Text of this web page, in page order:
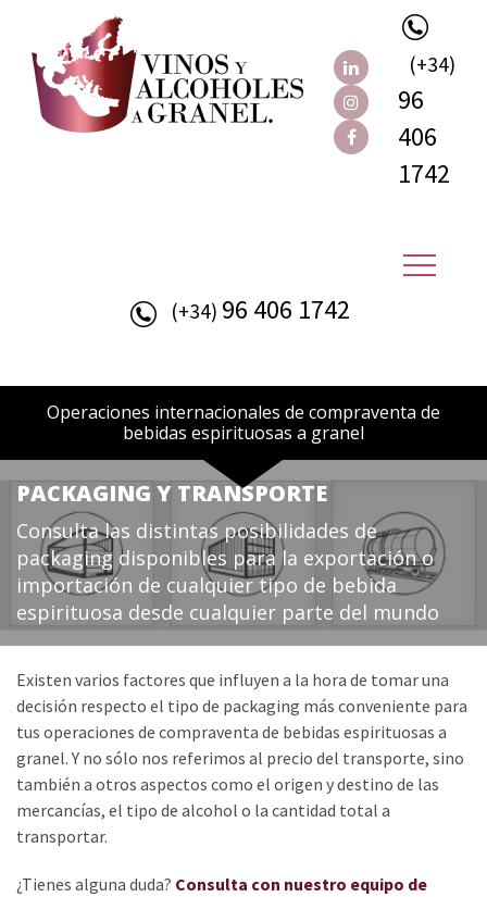
(+34)
96
406
1742
(+34) 96 406 1742
Operaciones internacionales de compraventa de
bebidas espirituosas a granel
PACKAGING Y TRANSPORTE
Consulta las distintas posibilidades de
packaging disponibles para la exportación o
importación de cualquier tipo de bebida
espirituosa desde cualquier parte del mundo
Existen varios factores que influyen a la hora de tomar una
decisión respecto el tipo de packaging más conveniente para
tus operaciones de compraventa de bebidas espirituosas a
granel. Y no sólo nos referimos al precio del transporte, sino
también a otros aspectos como el origen y destino de las
mercancías, el tipo de alcohol o la cantidad total a
transportar.
¿Tienes alguna duda? Consulta con nuestro equipo de